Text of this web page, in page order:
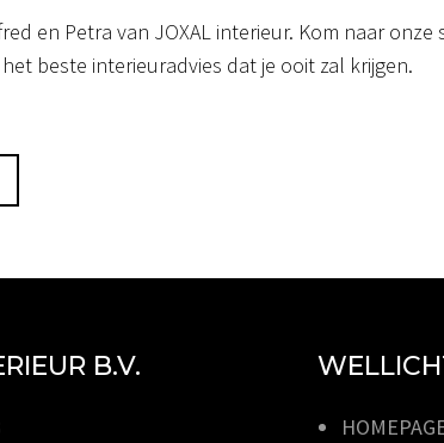
en Petra van JOXAL interieur. Kom naar
beste interieuradvies dat je ooit zal krijgen.
B.V.